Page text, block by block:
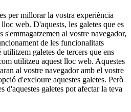
per millorar la vostra experiència
web. D'aquests, les galetes que es
s'emmagatzemen al vostre navegador,
de les funcionalitats
galetes de tercers que ens
utilitzeu aquest lloc web. Aquestes
al vostre navegador amb el vostre
d'excloure aquestes galetes. Però
d'aquestes galetes pot afectar la teva